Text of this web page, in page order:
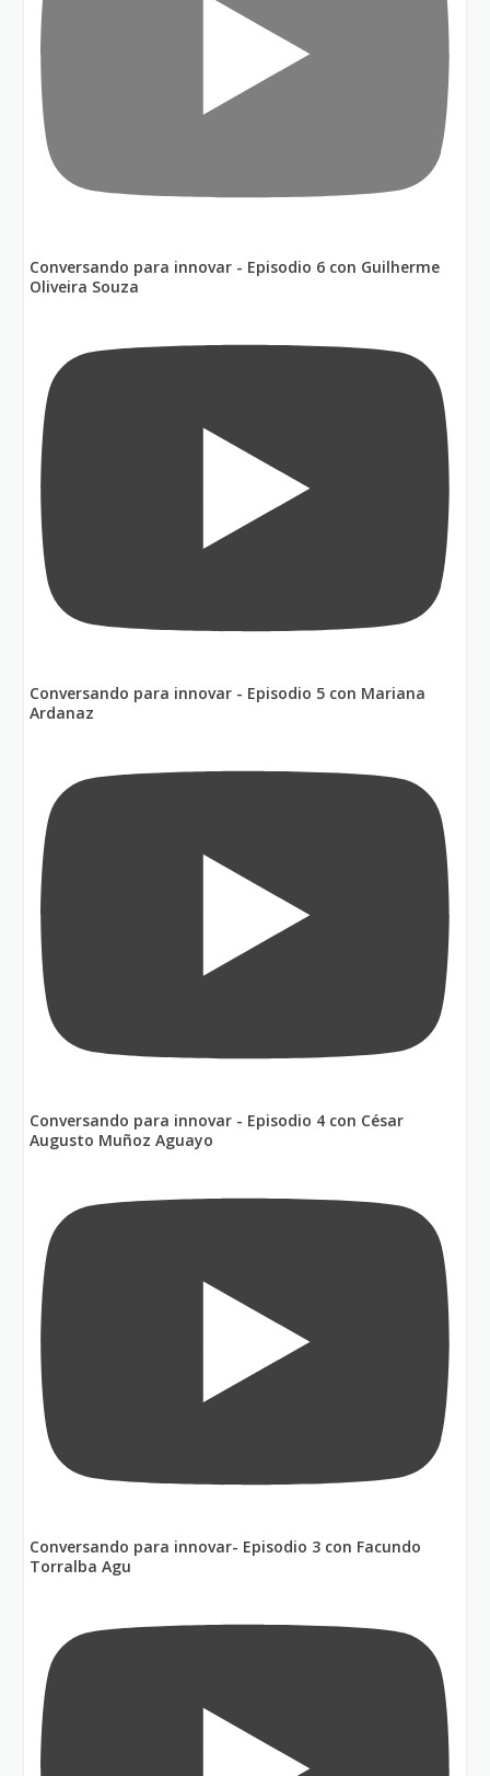
Conversando para innovar - Episodio 6 con Guilherme
Oliveira Souza
Conversando para innovar - Episodio 5 con Mariana
Ardanaz
Conversando para innovar - Episodio 4 con César
Augusto Muñoz Aguayo
Conversando para innovar- Episodio 3 con Facundo
Torralba Agu